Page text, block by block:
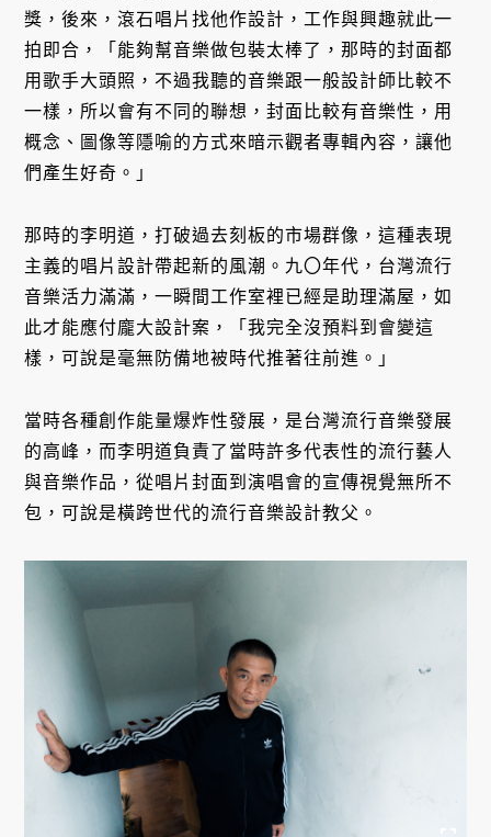
獎，後來，滾石唱片找他作設計，工作與興趣就此一
拍即合，「能夠幫音樂做包裝太棒了，那時的封面都
用歌手大頭照，不過我聽的音樂跟一般設計師比較不
一樣，所以會有不同的聯想，封面比較有音樂性，用
概念、圖像等隱喻的方式來暗示觀者專輯內容，讓他
們產生好奇。」
那時的李明道，打破過去刻板的市場群像，這種表現
主義的唱片設計帶起新的風潮。九〇年代，台灣流行
音樂活力滿滿，一瞬間工作室裡已經是助理滿屋，如
此才能應付龐大設計案，「我完全沒預料到會變這
樣，可說是毫無防備地被時代推著往前進。」
當時各種創作能量爆炸性發展，是台灣流行音樂發展
的高峰，而李明道負責了當時許多代表性的流行藝人
與音樂作品，從唱片封面到演唱會的宣傳視覺無所不
包，可說是橫跨世代的流行音樂設計教父。